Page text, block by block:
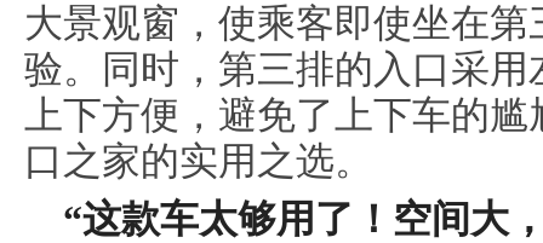
大景观窗，使乘客即使坐在
验。同时，第三排的入口采
上下方便，避免了上下车的
口之家的实用之选。
“这款车太够用了！空间大